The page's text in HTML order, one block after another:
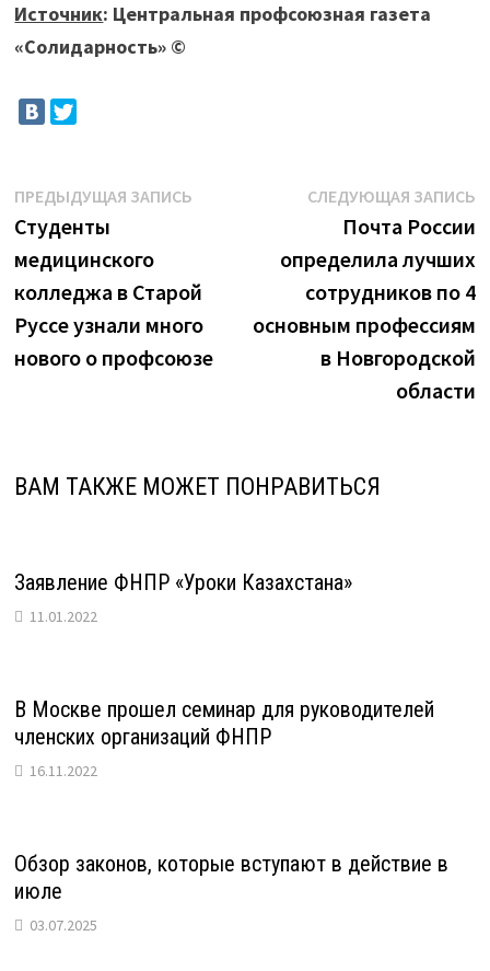
Источник: Центральная профсоюзная газета
«Солидарность» ©
Навигация
по
записям
ПРЕДЫДУЩАЯ ЗАПИСЬ
Студенты
медицинского
колледжа в Старой
Руссе узнали много
нового о профсоюзе
СЛЕДУЮЩАЯ ЗАПИСЬ
Почта России
определила лучших
сотрудников по 4
основным профессиям
в Новгородской
области
ВАМ ТАКЖЕ МОЖЕТ ПОНРАВИТЬСЯ
Заявление ФНПР «Уроки Казахстана»
11.01.2022
В Москве прошел семинар для руководителей
членских организаций ФНПР
16.11.2022
Обзор законов, которые вступают в действие в
июле
03.07.2025